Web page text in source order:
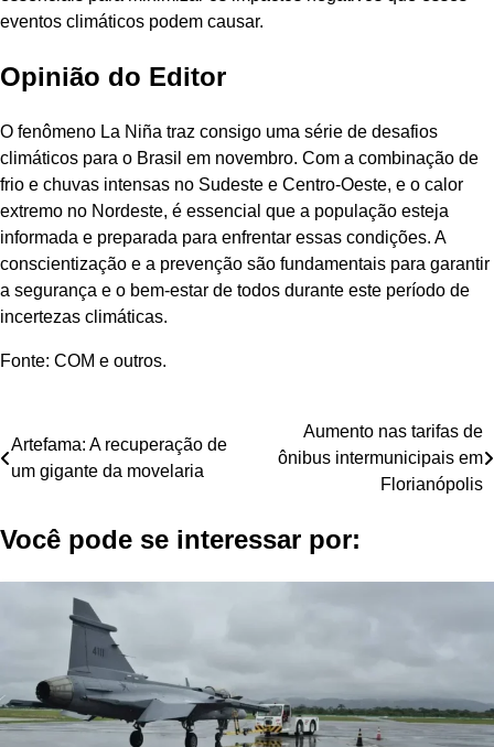
eventos climáticos podem causar.
Opinião do Editor
O fenômeno La Niña traz consigo uma série de desafios
climáticos para o Brasil em novembro. Com a combinação de
frio e chuvas intensas no Sudeste e Centro-Oeste, e o calor
extremo no Nordeste, é essencial que a população esteja
informada e preparada para enfrentar essas condições. A
conscientização e a prevenção são fundamentais para garantir
a segurança e o bem-estar de todos durante este período de
incertezas climáticas.
Fonte: COM e outros.
Navegação
de
Artefama: A recuperação de
um gigante da movelaria
Aumento nas tarifas de
ônibus intermunicipais em
Florianópolis
Você pode se interessar por: